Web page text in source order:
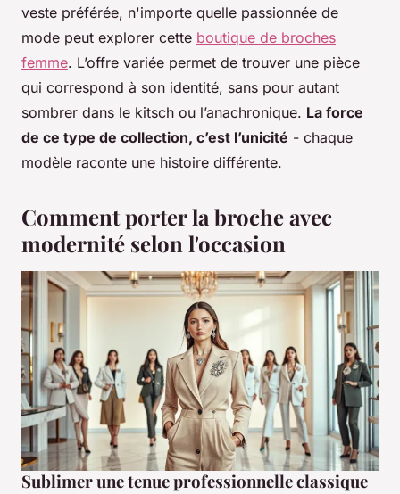
veste préférée, n'importe quelle passionnée de
mode peut explorer cette boutique de broches
femme. L’offre variée permet de trouver une pièce
qui correspond à son identité, sans pour autant
sombrer dans le kitsch ou l’anachronique. La force
de ce type de collection, c’est l’unicité - chaque
modèle raconte une histoire différente.
Comment porter la broche avec
modernité selon l'occasion
Sublimer une tenue professionnelle classique